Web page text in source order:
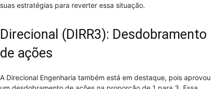
suas estratégias para reverter essa situação.
Direcional (DIRR3): Desdobramento
de ações
A Direcional Engenharia também está em destaque, pois aprovou